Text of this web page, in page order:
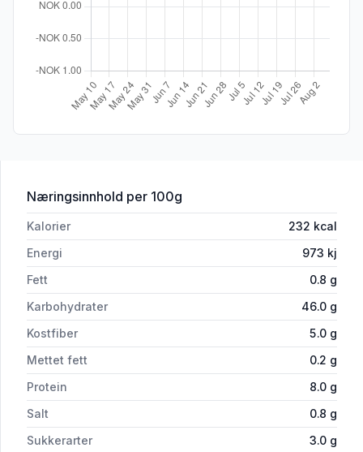
Næringsinnhold for 'Lefser Birgers Beste 5stk 200g
per 100g
Kalorier 232 kcal
Energi
973 kj
Fett
0.8 g
Karbohydrater
46.0 g
Kostfiber
5.0 g
Mettet fett
0.2 g
Protein
8.0 g
Salt
0.8 g
Sukkerarter
3.0 g